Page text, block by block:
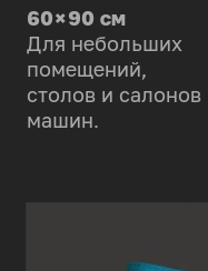
60 × 90 см
Для небольших
помещений,
столов и салонов
машин.